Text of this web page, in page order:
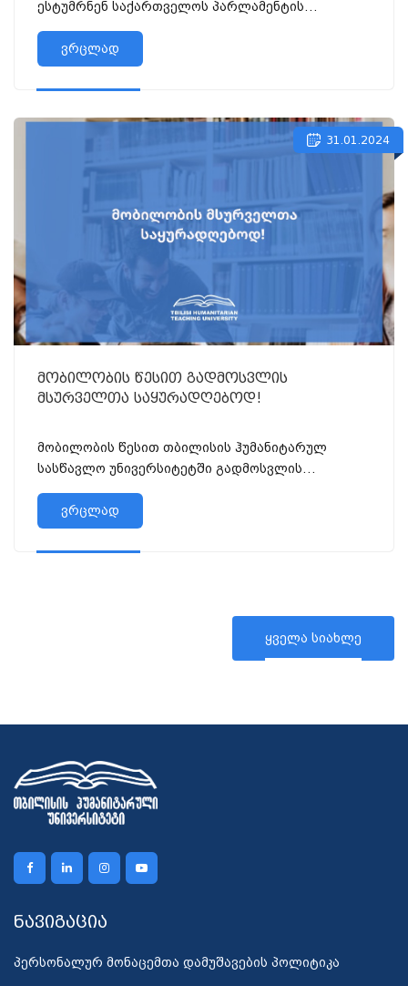
ესტუმრნენ საქართველოს პარლამენტის
ეროვნული ბიბლიოთეკის, მეცნიერებ...
ვრცლად
31.01.2024
მობილობის წესით გადმოსვლის
მსურველთა საყურადღებოდ!
მობილობის წესით თბილისის ჰუმანიტარულ
სასწავლო უნივერსიტეტში გადმოსვლის
მსურველთა საყურადღებოდ! * 2023-2024
სასწავლო წლის გაზაფხულის სემესტრისთვის,
მობილობის...
ვრცლად
ყველა სიახლე
ნავიგაცია
პერსონალურ მონაცემთა დამუშავების პოლიტიკა